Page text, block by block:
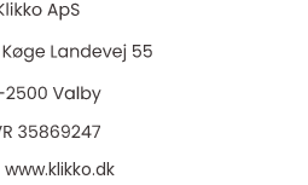
www.klikko.dk